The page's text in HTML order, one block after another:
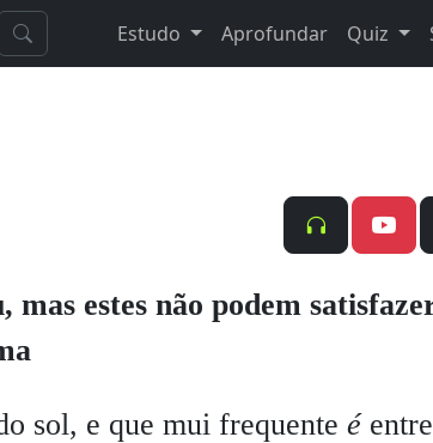
Estudo Aprofundar Quiz
mas estes não podem
sol, e que mui frequente é